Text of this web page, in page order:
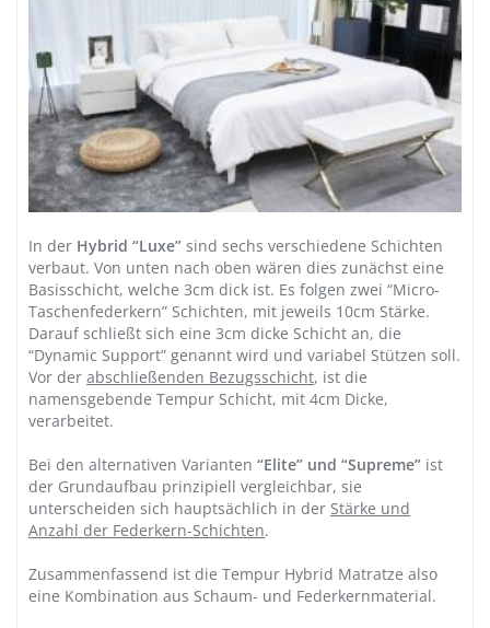
In der Hybrid “Luxe” sind sechs verschiedene Schichten
verbaut. Von unten nach oben wären dies zunächst eine
Basisschicht, welche 3cm dick ist. Es folgen zwei “Micro-
Taschenfederkern” Schichten, mit jeweils 10cm Stärke.
Darauf schließt sich eine 3cm dicke Schicht an, die
“Dynamic Support” genannt wird und variabel Stützen soll.
Vor der abschließenden Bezugsschicht, ist die
namensgebende Tempur Schicht, mit 4cm Dicke,
verarbeitet.
Bei den alternativen Varianten “Elite” und “Supreme” ist
der Grundaufbau prinzipiell vergleichbar, sie
unterscheiden sich hauptsächlich in der Stärke und
Anzahl der Federkern-Schichten.
Zusammenfassend ist die Tempur Hybrid Matratze also
eine Kombination aus Schaum- und Federkernmaterial.